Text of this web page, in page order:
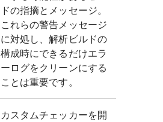
ドの指摘とメッセージ。
これらの警告メッセージ
に対処し、解析ビルドの
構成時にできるだけエラ
ーログをクリーンにする
ことは重要です。
カスタムチェッカーを開